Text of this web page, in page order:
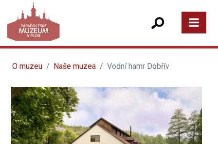
O muzeu Naše muzea Vodní hamr Dobřív